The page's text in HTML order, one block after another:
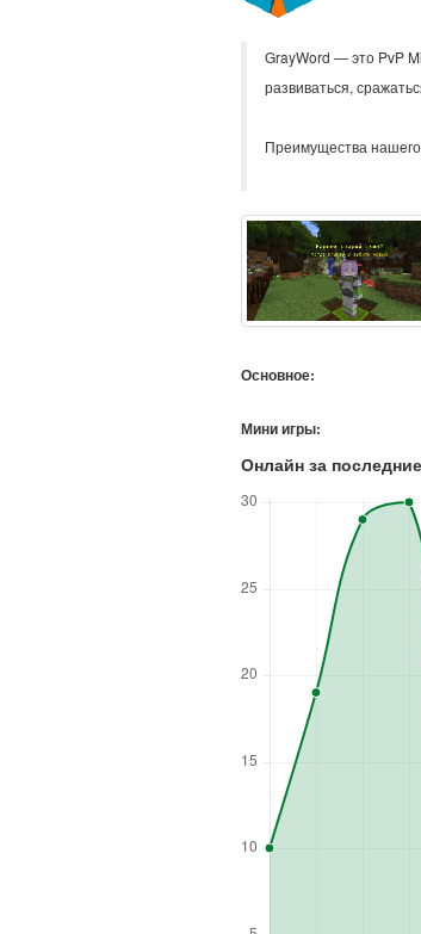
GrayWord — это PvP
развиваться,
Преимущества
Основное:
Мини игры:
Онлайн за